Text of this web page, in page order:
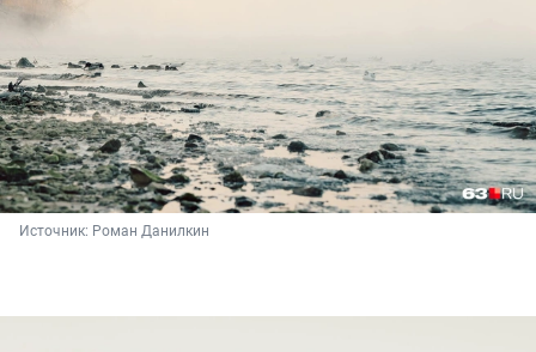
Источник: Роман Данилкин